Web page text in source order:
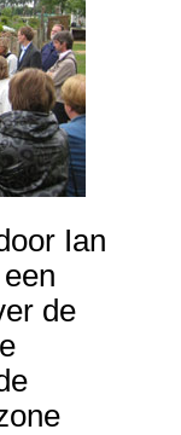
Ian
de